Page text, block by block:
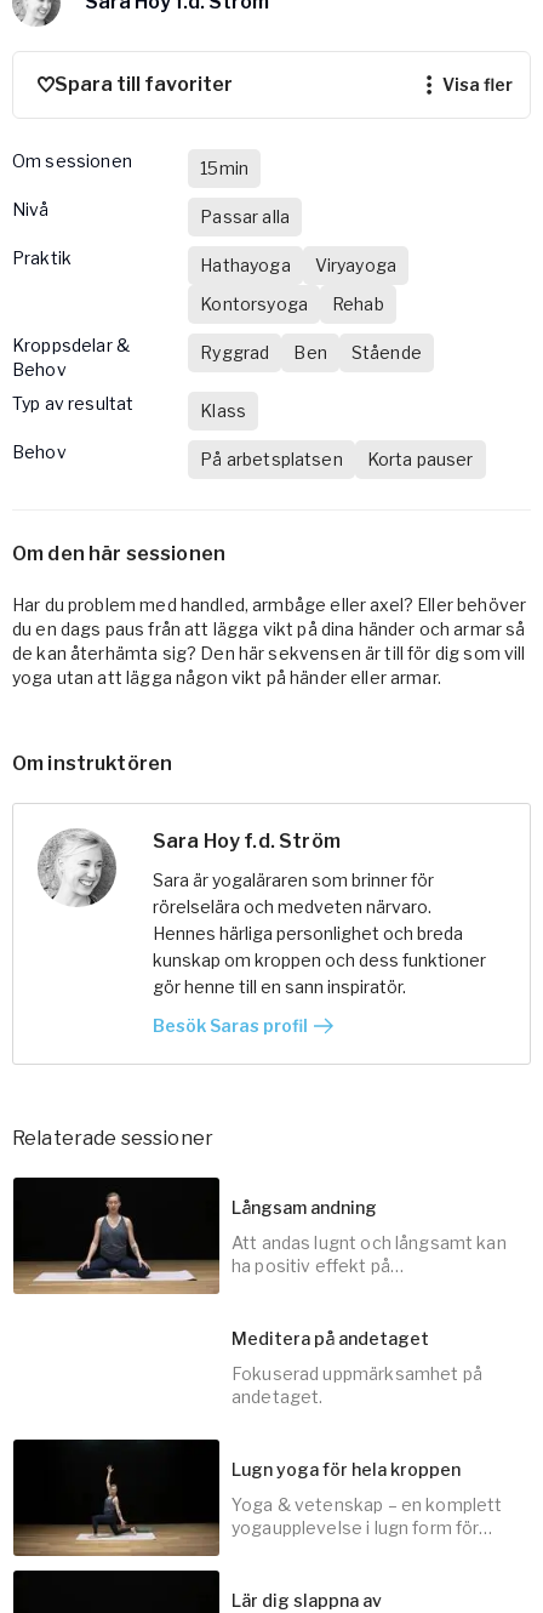
Vården – Yogobe Health & Care
Så stöttar Yogobe patienter, förskrivare och sjukvården
FaR
Fysisk aktivitet på recept
Stöd till arbetsgivare, försäkringsbolag & organisationer
Arbetsgivare
Pausa Smart
Yogobe för yogalärare
Hotell & Konferens
Spara till favoriter visa fler
Om sessionen
15min
nivå
Passar alla
Praktik
Hathayoga
Viryayoga
Kontorsyoga
Rehab
Kroppsdelar &
Behov
Ryggrad Ben Stående
Typ av resultat
Klass
Behov
På arbetsplatsen Korta pauser
Om den här sessionen
Har du problem med handled, armbåge eller axel? Eller behöver
du en dags paus från att lägga vikt på dina händer och armar så
de kan återhämta sig? Den här sekvensen är till för dig som vill
yoga utan att lägga någon vikt på händer eller armar.
Om instruktören
Sara Hoy f.d. Ström
Sara är yogaläraren som brinner för
rörelselära och medveten närvaro.
Hennes härliga personlighet och breda
kunskap om kroppen och dess funktioner
gör henne till en sann inspiratör.
Besök Saras profil
Relaterade sessioner
Långsam andning
Att andas lugnt och långsamt kan
ha positiv effekt på
10min
Meditera på andetaget
Fokuserad uppmärksamhet på
andetaget.
Lugn yoga för hela kroppen
Yoga & vetenskap – en komplett
yogaupplevelse i lugn form för
Lär dig slappna av